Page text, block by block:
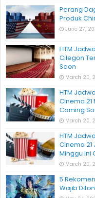
Perang
Produk
June 27,
HTM
Cilegon
Soon
March 20,
HTM
Cinema
Coming
March 20,
HTM
Cinema
Minggu Ini
March 20,
5
Wajib